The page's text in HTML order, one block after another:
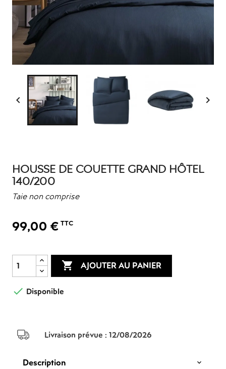
 
HOUSSE DE COUETTE GRAND HÔTEL
140/200
Taie non comprise
99,00 € TTC
 AJOUTER AU PANIER
 Disponible
Livraison prévue : 12/08/2026
Description